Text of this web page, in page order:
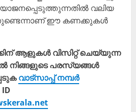
വലിയ
ഈ കണക്കുകൾ
ആളുകൾ വിസിറ്റ് ചെയ്യുന്ന
നിങ്ങളുടെ പരസ്യങ്ങൾ
വാട്സാപ്പ് നമ്പർ